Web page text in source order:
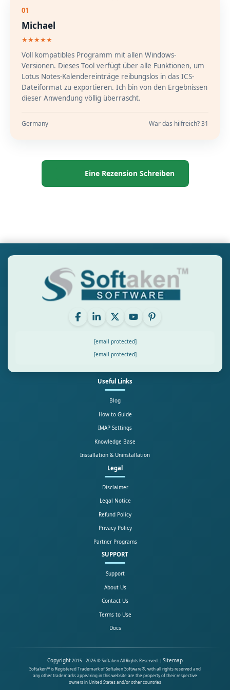
01
Michael
★★★★★
Voll kompatibles Programm mit allen Windows-
Versionen. Dieses Tool verfügt über alle Funktionen, um
Lotus Notes-Kalendereinträge reibungslos in das ICS-
Dateiformat zu exportieren. Ich bin von den Ergebnissen
dieser Anwendung völlig überrascht.
Germany War das hilfreich? 31
Eine Rezension Schreiben
[email protected]
[email protected]
Useful Links
Blog
How to Guide
IMAP Settings
Knowledge Base
Installation & Uninstallation
Legal
Disclaimer
Legal Notice
Refund Policy
Privacy Policy
Partner Programs
SUPPORT
Support
About Us
Contact Us
Terms to Use
Docs
Copyright2015 - 2026 © Softaken All Rights Reserved. | Sitemap
Softaken™ is Registered Trademark of Softaken Software®, with all rights reserved and
any other trademarks appearing in this website are the property of their respective
owners in United States and/or other countries